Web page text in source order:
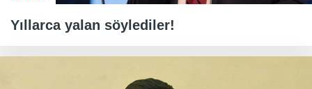
Yıllarca yalan söylediler!